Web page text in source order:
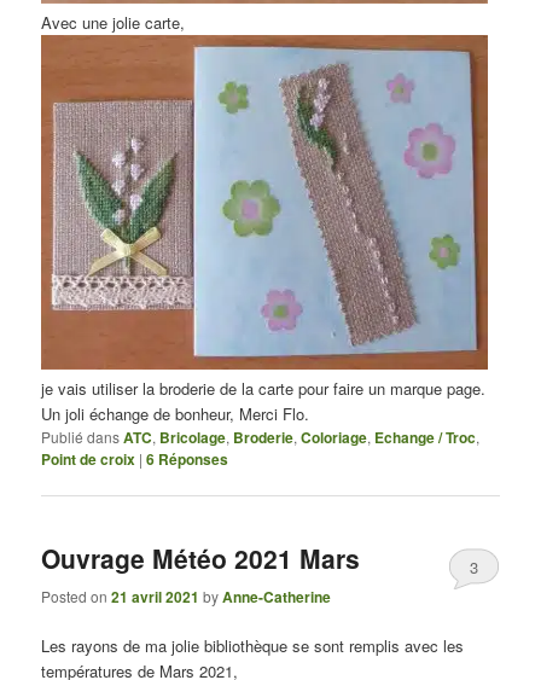
Avec une jolie carte,
je vais utiliser la broderie de la carte pour faire un marque page.
Un joli échange de bonheur, Merci Flo.
Publié dansATC, Bricolage, Broderie,Coloriage, Echange / Troc,
Point de croix |6 Réponses
Ouvrage Météo 2021 Mars
Posted on21 avril 2021 byAnne-Catherine
3
Les rayons de ma jolie bibliothèque se sont remplis avec les
températures de Mars 2021,